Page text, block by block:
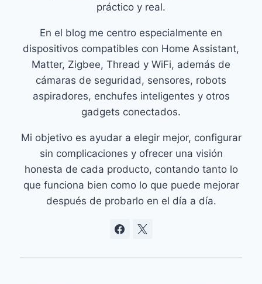
práctico y real.
En el blog me centro especialmente en
dispositivos compatibles con Home Assistant,
Matter, Zigbee, Thread y WiFi, además de
cámaras de seguridad, sensores, robots
aspiradores, enchufes inteligentes y otros
gadgets conectados.
Mi objetivo es ayudar a elegir mejor, configurar
sin complicaciones y ofrecer una visión
honesta de cada producto, contando tanto lo
que funciona bien como lo que puede mejorar
después de probarlo en el día a día.